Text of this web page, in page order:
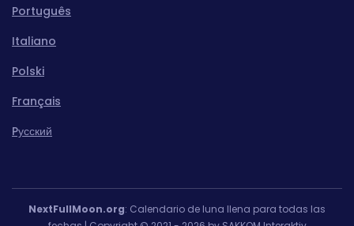
Português
Italiano
Polski
Français
Pусский
NextFullMoon.org: Calendario de luna llena para todas las